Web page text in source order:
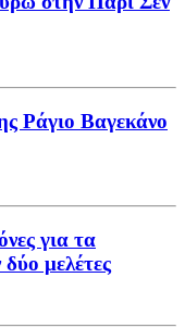
Ράγιο Βαγεκάνο
για τα
δύο μελέτες